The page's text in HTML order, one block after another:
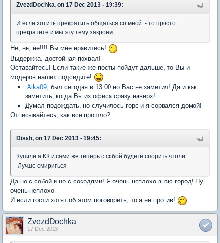
ZvezdDochka, on 17 Dec 2013 - 19:39:
И если хотите прекратить общаться со мной - то просто
прекратите и мы эту тему закроем
Не, не, не!!!! Вы мне нравитесь!
Выдержка, достойная похвал!
Оставайтесь! Если такие же посты пойдут дальше, то Вы и
модеров наших подсидите!
Alka09, был сегодня в 13:00 но Вас не заметил! Да и как
заметить, когда Вы из офиса сразу наверх!
Думал подождать, но случилось горе и я сорвался домой!
Отписывайтесь, как всё прошло?
Disah, on 17 Dec 2013 - 19:45:
Купили а КК и сами же теперь с собой будете спорить чтоли
Лучше смириться
Да не с собой и не с соседями! Я очень неплохо знаю город! Ну
очень неплохо!
И если гости хотят об этом поговорить, то я не против!
ZvezdDochka
17 Dec 2013